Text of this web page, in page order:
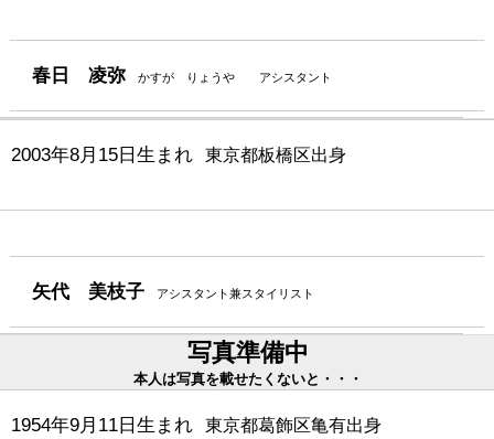
春日 凌弥 かすが りょうや アシスタント
2003年8月15日生まれ 東京都板橋区出身
矢代 美枝子 アシスタント兼スタイリスト
写真準備中
本人は写真を載せたくないと・・・
1954年9月11日生まれ 東京都葛飾区亀有出身